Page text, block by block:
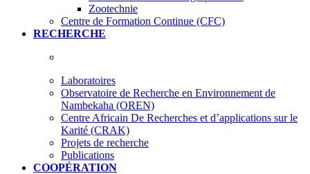
Zootechnie
Centre de Formation Continue (CFC)
RECHERCHE
Laboratoires
Observatoire de Recherche en Environnement de
Nambekaha (OREN)
Centre Africain De Recherches et d’applications sur le
Karité (CRAK)
Projets de recherche
Publications
COOPÉRATION